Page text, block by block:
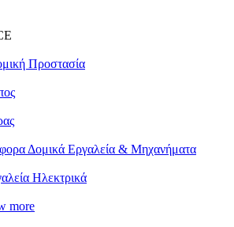
Προστασία
Δομικά Εργαλεία & Μηχανήματα
Ηλεκτρικά
more